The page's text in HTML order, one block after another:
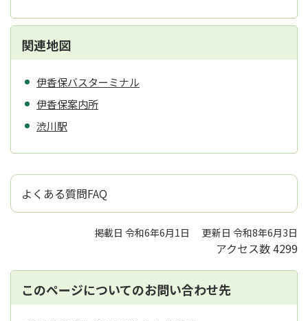
関連地図
伊香保バスターミナル
伊香保案内所
渋川駅
よくある質問FAQ
掲載日 令和6年6月1日 更新日 令和8年6月3日
アクセス数4299
このページについてのお問い合わせ先